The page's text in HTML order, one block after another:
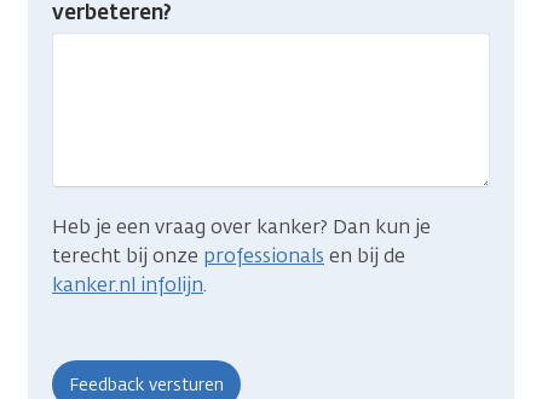
gevonden
verbeteren?
Heb je een vraag over kanker? Dan kun je
terecht bij onze professionals en bij de
kanker.nl infolijn.